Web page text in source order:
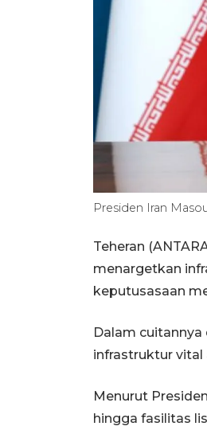
Presiden Iran
Teheran
menargetkan
keputusasaan
Dalam cuitannya
infrastruktur vital
Menurut
hingga fasilitas